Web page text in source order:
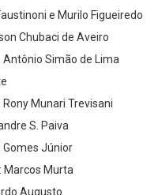
e Murilo Figueiredo
Chubaci de Aveiro
Simão de Lima
Munari Trevisani
S. Paiva
Gomes Júnior
Marcos Murta
Augusto